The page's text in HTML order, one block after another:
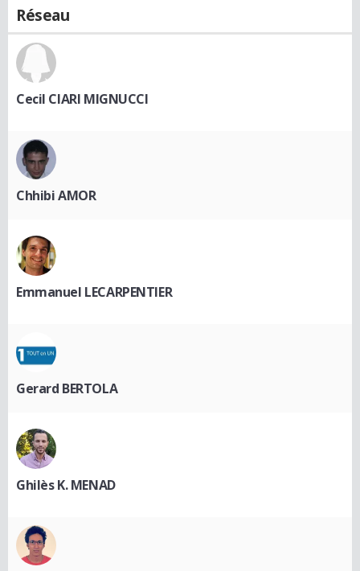
Réseau
Cecil CIARI MIGNUCCI
Chhibi AMOR
Emmanuel LECARPENTIER
Gerard BERTOLA
Ghilès K. MENAD